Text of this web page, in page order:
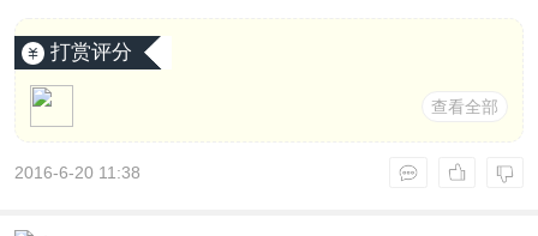
打赏评分
查看全部
2016-6-20 11:38